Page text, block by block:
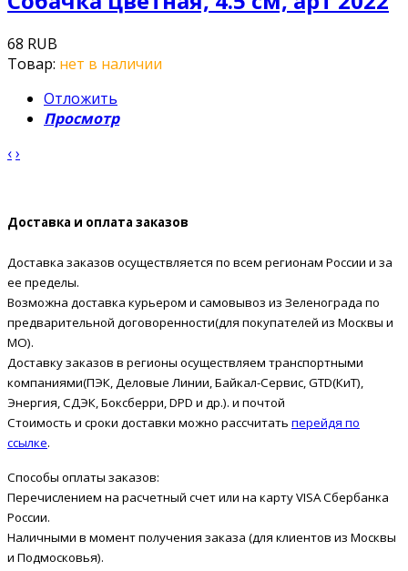
68 RUB
Товар: нет в наличии
Отложить
Просмотр
‹›
Доставка и оплата заказов
Доставка заказов осуществляется по всем регионам России и за
ее пределы.
Возможна доставка курьером и самовывоз из Зеленограда по
предварительной договоренности(для покупателей из Москвы и
МО).
Доставку заказов в регионы осуществляем транспортными
компаниями(ПЭК, Деловые Линии, Байкал-Сервис, GTD(КиТ),
Энергия, СДЭК, Боксберри, DPD и др.). и почтой
Стоимость и сроки доставки можно рассчитать перейдя по
ссылке.
Способы оплаты заказов:
Перечислением на расчетный счет или на карту VISA Сбербанка
России.
Наличными в момент получения заказа (для клиентов из Москвы
и Подмосковья).